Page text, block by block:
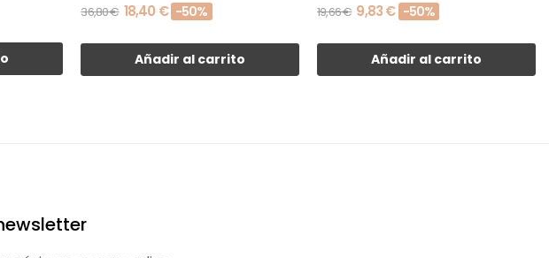
36,80 € 18,40 € -50%
Añadir al carrito
19,66 € 9,83 € -50%
Añadir al carrito